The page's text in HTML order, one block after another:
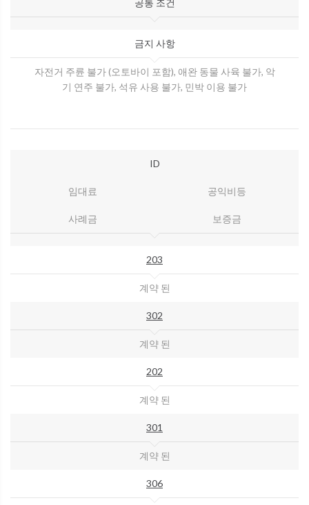
공통 조건
금지 사항
자전거 주륜 불가 (오토바이 포함), 애완 동물 사육 불가, 악
기 연주 불가, 석유 사용 불가, 민박 이용 불가
ID
임대료 공익비등
사례금 보증금
203
계약 된
302
계약 된
202
계약 된
301
계약 된
306